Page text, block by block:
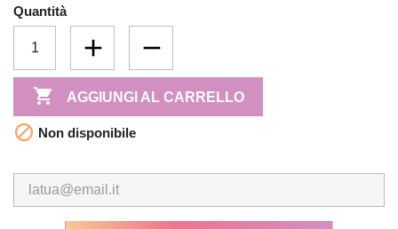
Quantità
 AGGIUNGI AL CARRELLO
 Non disponibile